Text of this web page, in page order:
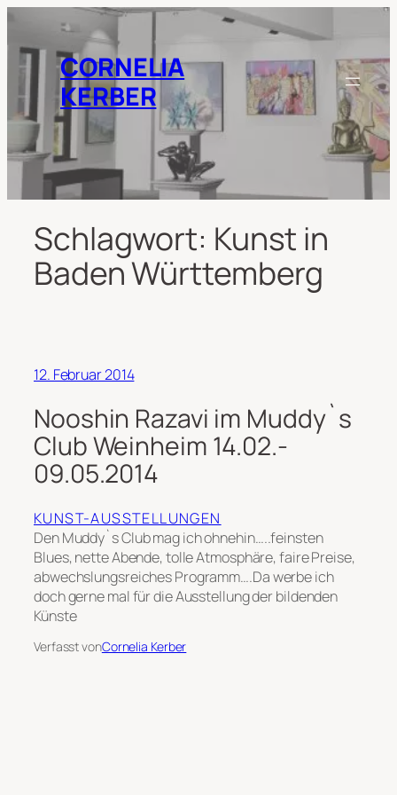
springenCORNELIA
KERBER
Schlagwort: Kunst in
Baden Württemberg
12. Februar 2014
Nooshin Razavi im Muddy`s
Club Weinheim 14.02.-
09.05.2014
KUNST-AUSSTELLUNGEN
Den Muddy`s Club mag ich ohnehin…..feinsten
Blues, nette Abende, tolle Atmosphäre, faire Preise,
abwechslungsreiches Programm….Da werbe ich
doch gerne mal für die Ausstellung der bildenden
Künste
Verfasst vonCornelia Kerber